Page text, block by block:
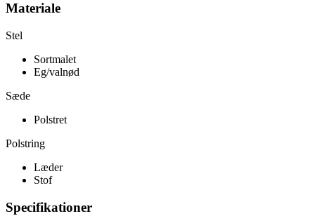
Materiale
Stel
Sortmalet
Eg/valnød
Sæde
Polstret
Polstring
Læder
Stof
Specifikationer